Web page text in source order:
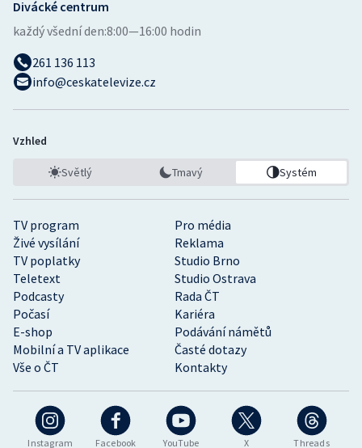
Instagram Facebook YouTube X Threads
TV program
Pro média
Živé vysílání
Reklama
TV poplatky
Studio Brno
Teletext
Studio Ostrava
Podcasty
Rada ČT
Počasí
Kariéra
E-shop
Podávání námětů
Mobilní a TV aplikace
Časté dotazy
Vše o ČT
Kontakty
Divácké centrum
každý všední den:8:00—16:00 hodin
261 136 113
info@ceskatelevize.cz
Vzhled
Světlý Tmavý Systém